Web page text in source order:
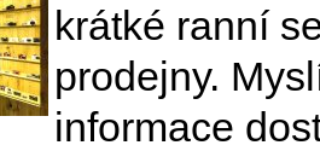
krátké ranní
prodejny.
informace